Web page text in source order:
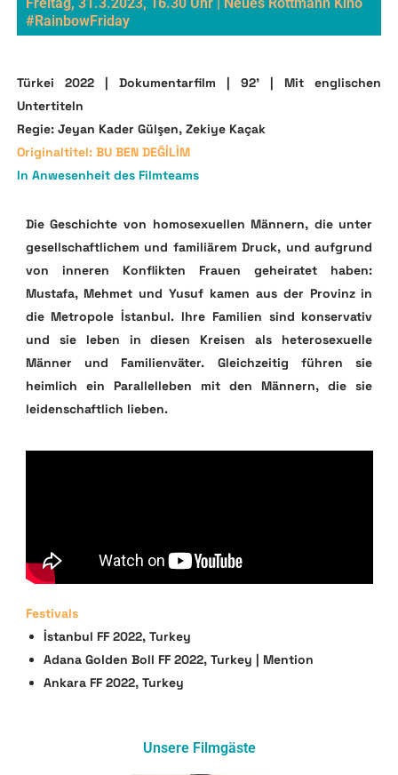
#RainbowFriday
Türkei 2022 | Dokumentarfilm | 92’ | Mit englischen
Untertiteln
Regie: Jeyan Kader Gülşen, Zekiye Kaçak
Originaltitel: BU BEN DEĞİLİM
In Anwesenheit des Filmteams
Die Geschichte von homosexuellen Männern, die unter
gesellschaftlichem und familiärem Druck, und aufgrund
von inneren Konflikten Frauen geheiratet haben:
Mustafa, Mehmet und Yusuf kamen aus der Provinz in
die Metropole İstanbul. Ihre Familien sind konservativ
und sie leben in diesen Kreisen als heterosexuelle
Männer und Familienväter. Gleichzeitig führen sie
heimlich ein Parallelleben mit den Männern, die sie
leidenschaftlich lieben.
Festivals
İstanbul FF 2022, Turkey
Adana Golden Boll FF 2022, Turkey | Mention
Ankara FF 2022, Turkey
Unsere Filmgäste